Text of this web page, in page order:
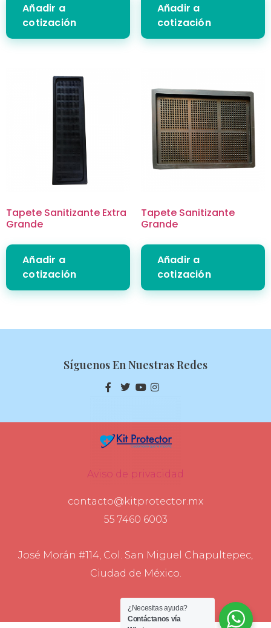
Añadir a
cotización
Añadir a
cotización
Tapete Sanitizante Extra
Grande
Añadir a
cotización
Tapete Sanitizante
Grande
Añadir a
cotización
Síguenos En Nuestras Redes
Aviso de privacidad
contacto@kitprotector.mx
55 7460 6003
José Morán #114, Col. San Miguel Chapultepec,
Ciudad de México.
¿Necesitas ayuda?
Contáctanos vía